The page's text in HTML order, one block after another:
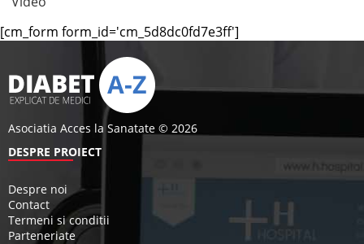
[cm_form form_id='cm_5d8dc0fd7e3ff']
Asociatia Acces la Sanatate © 2026
DESPRE PROIECT
Despre noi
Contact
Termeni si conditii
Parteneriate